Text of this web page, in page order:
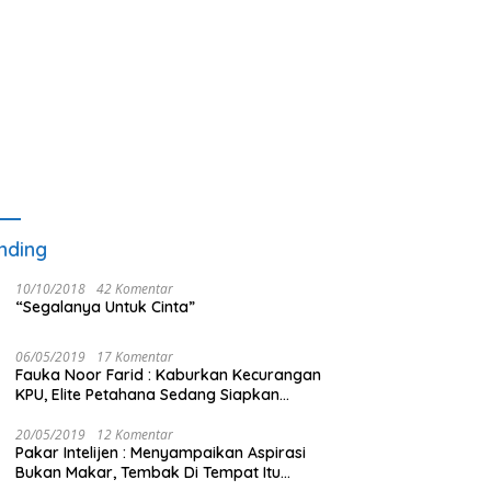
10/10/2018 42 Komentar
“Segalanya Untuk Cinta”
06/05/2019 17 Komentar
Fauka Noor Farid : Kaburkan Kecurangan
KPU, Elite Petahana Sedang Siapkan
20/05/2019 12 Komentar
Pakar Intelijen : Menyampaikan Aspirasi
Bukan Makar, Tembak Di Tempat Itu